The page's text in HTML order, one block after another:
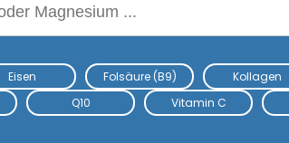
Eisen Folsäure (B9) Kollagen
Q10 Vitamin C